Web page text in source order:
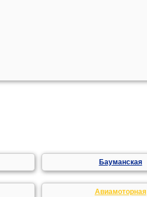
Бауманская
Авиамоторная